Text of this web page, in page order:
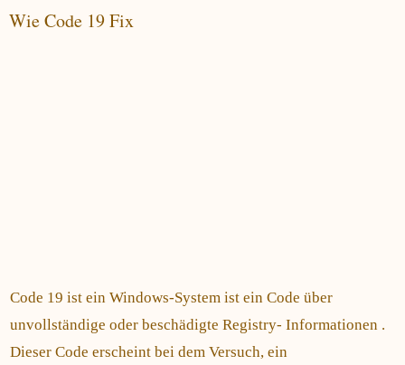
Wie Code 19 Fix
Code 19 ist ein Windows-System ist ein Code über
unvollständige oder beschädigte Registry- Informationen .
Dieser Code erscheint bei dem Versuch, ein